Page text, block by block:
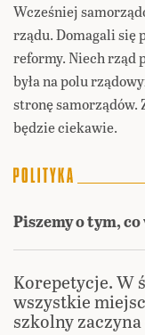
Wcześniej
rządu. Domagali się
reformy. Niech rząd
była na polu
stronę samorządów.
będzie ciekawie.
Piszemy o tym,
Korepetycje. W
wszystkie
szkolny